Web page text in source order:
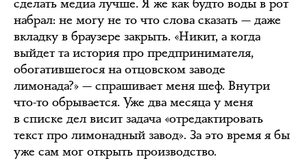
сделать медиа лучше. Я же как будто воды в рот
набрал: не могу не то что слова сказать — даже
вкладку в браузере закрыть. «Никит, а когда
выйдет та история про предпринимателя,
обогатившегося на отцовском заводе
лимонада?» — спрашивает меня шеф. Внутри
что-то обрывается. Уже два месяца у меня
в списке дел висит задача «отредактировать
текст про лимонадный завод». За это время я бы
уже сам мог открыть производство.